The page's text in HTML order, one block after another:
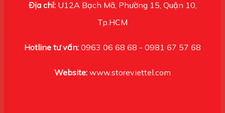
Địa chỉ:U12A Bạch Mã, Phường 15, Quận 10,
Tp.HCM
Hotline tư vấn: 0963 06 68 68 - 0981 67 57 68
Website: www.storeviettel.com